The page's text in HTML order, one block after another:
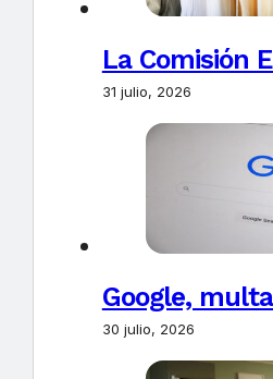
La Comisión
31 julio, 2026
Google,
30 julio, 2026